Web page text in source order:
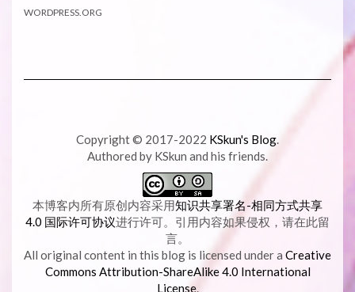
WORDPRESS.ORG
Copyright © 2017-2022 KSkun's Blog.
Authored by KSkun and his friends.
本博客内所有原创内容采用知识共享署名-相同方式共享
4.0 国际许可协议进行许可。引用内容如果侵权，请在此留
言。
All original content in this blog is licensed under a Creative
Commons Attribution-ShareAlike 4.0 International
License.